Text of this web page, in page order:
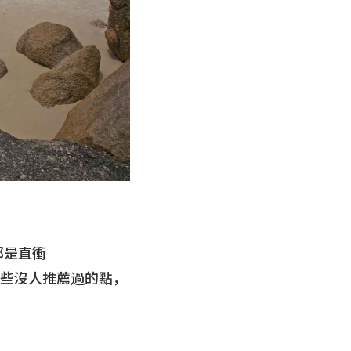
直衝
人推薦過的點，